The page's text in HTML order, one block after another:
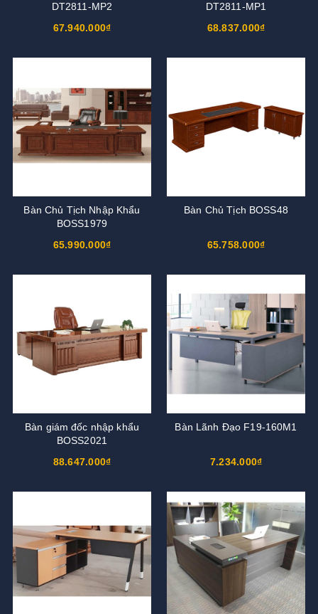
DT2811-MP2
67.940.000₫
DT2811-MP1
68.837.000₫
Bàn Chủ Tịch Nhập Khẩu
BOSS1979
65.990.000₫
Bàn Chủ Tịch BOSS48
65.758.000₫
Bàn giám đốc nhập khẩu
BOSS2021
88.647.000₫
Bàn Lãnh Đạo F19-160M1
7.234.000₫